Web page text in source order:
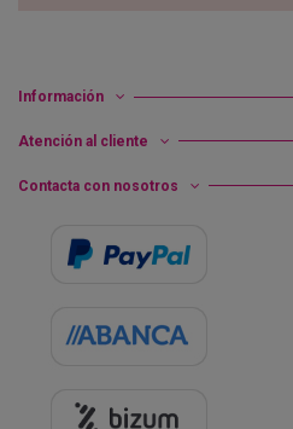
Información
Atención al cliente
Contacta con nosotros